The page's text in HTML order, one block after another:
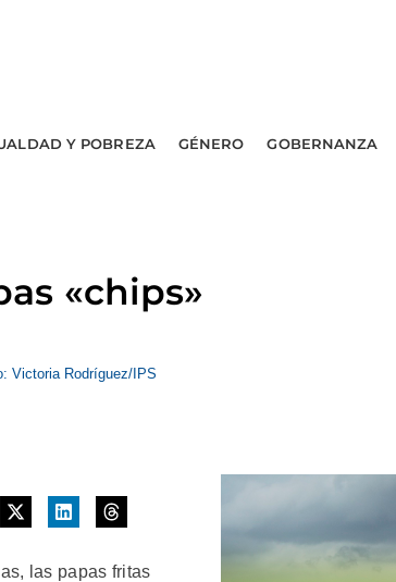
Y POBREZA GÉNERO GOBERNANZA
«chips»
las papas fritas